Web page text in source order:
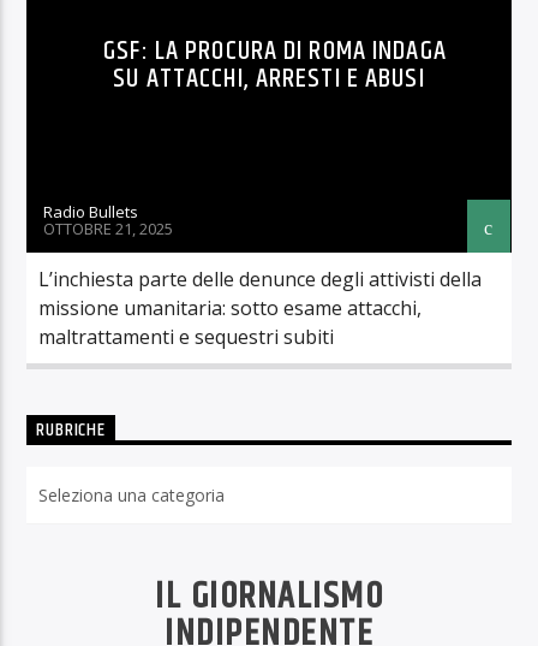
GSF: LA PROCURA DI ROMA INDAGA
SU ATTACCHI, ARRESTI E ABUSI
Radio Bullets
OTTOBRE 21, 2025
L’inchiesta parte delle denunce degli attivisti della
missione umanitaria: sotto esame attacchi,
maltrattamenti e sequestri subiti
RUBRICHE
IL GIORNALISMO
INDIPENDENTE